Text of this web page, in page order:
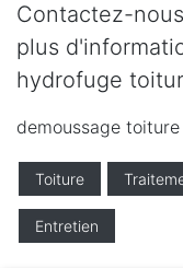
Contactez-
plus
hydrofuge
demoussage toiture
Toiture
Entretien